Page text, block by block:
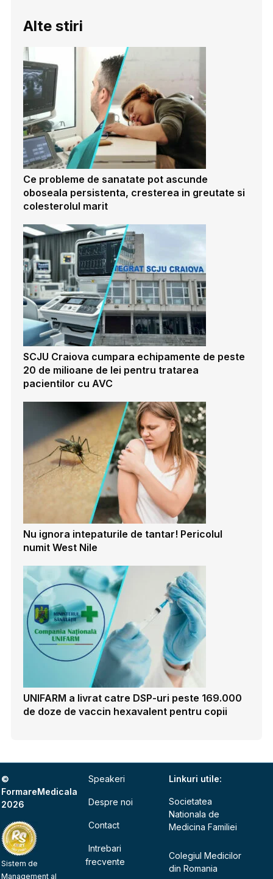
Alte stiri
Ce probleme de sanatate pot ascunde
oboseala persistenta, cresterea in greutate si
colesterolul marit
SCJU Craiova cumpara echipamente de peste
20 de milioane de lei pentru tratarea
pacientilor cu AVC
Nu ignora intepaturile de tantar! Pericolul
numit West Nile
UNIFARM a livrat catre DSP-uri peste 169.000
de doze de vaccin hexavalent pentru copii
©
FormareMedicala
2026
Sistem de
Management al
Speakeri
Despre noi
Contact
Intrebari
frecvente
Linkuri utile:
Societatea
Nationala de
Medicina Familiei
Colegiul Medicilor
din Romania